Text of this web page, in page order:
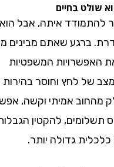
בחיים
איתה, אבל הוא
ברגע שאתם מבינים מה
המשפטיות
לחץ וחוסר בהירות
אמיתי וקשה, אפשר
להקטין הגבלות
גדולה יותר.